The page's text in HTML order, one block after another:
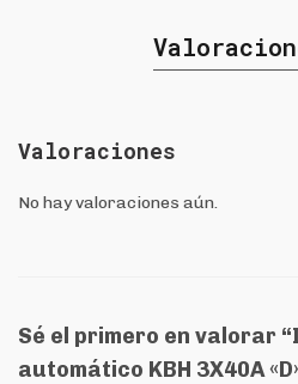
Valoraciones
No hay valoraciones aún.
Sé el primero en valorar
automático KBH 3X40A